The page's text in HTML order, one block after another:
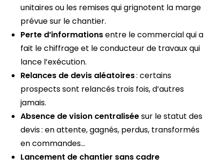
unitaires ou les remises qui grignotent la marge
prévue sur le chantier.
Perte d’informationsentre le commercial qui a
fait le chiffrage et le conducteur de travaux qui
lance l’exécution.
Relances de devis aléatoires: certains
prospects sont relancés trois fois, d’autres
jamais.
Absence de vision centraliséesur le statut des
devis : en attente, gagnés, perdus, transformés
en commandes…
Lancement de chantier sans cadre